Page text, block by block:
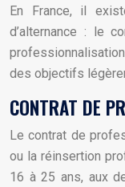
En France, il
d’alternance : le
des objectifs
CONTRAT DE
Le contrat de
ou la réinsertion
16 à 25 ans, aux